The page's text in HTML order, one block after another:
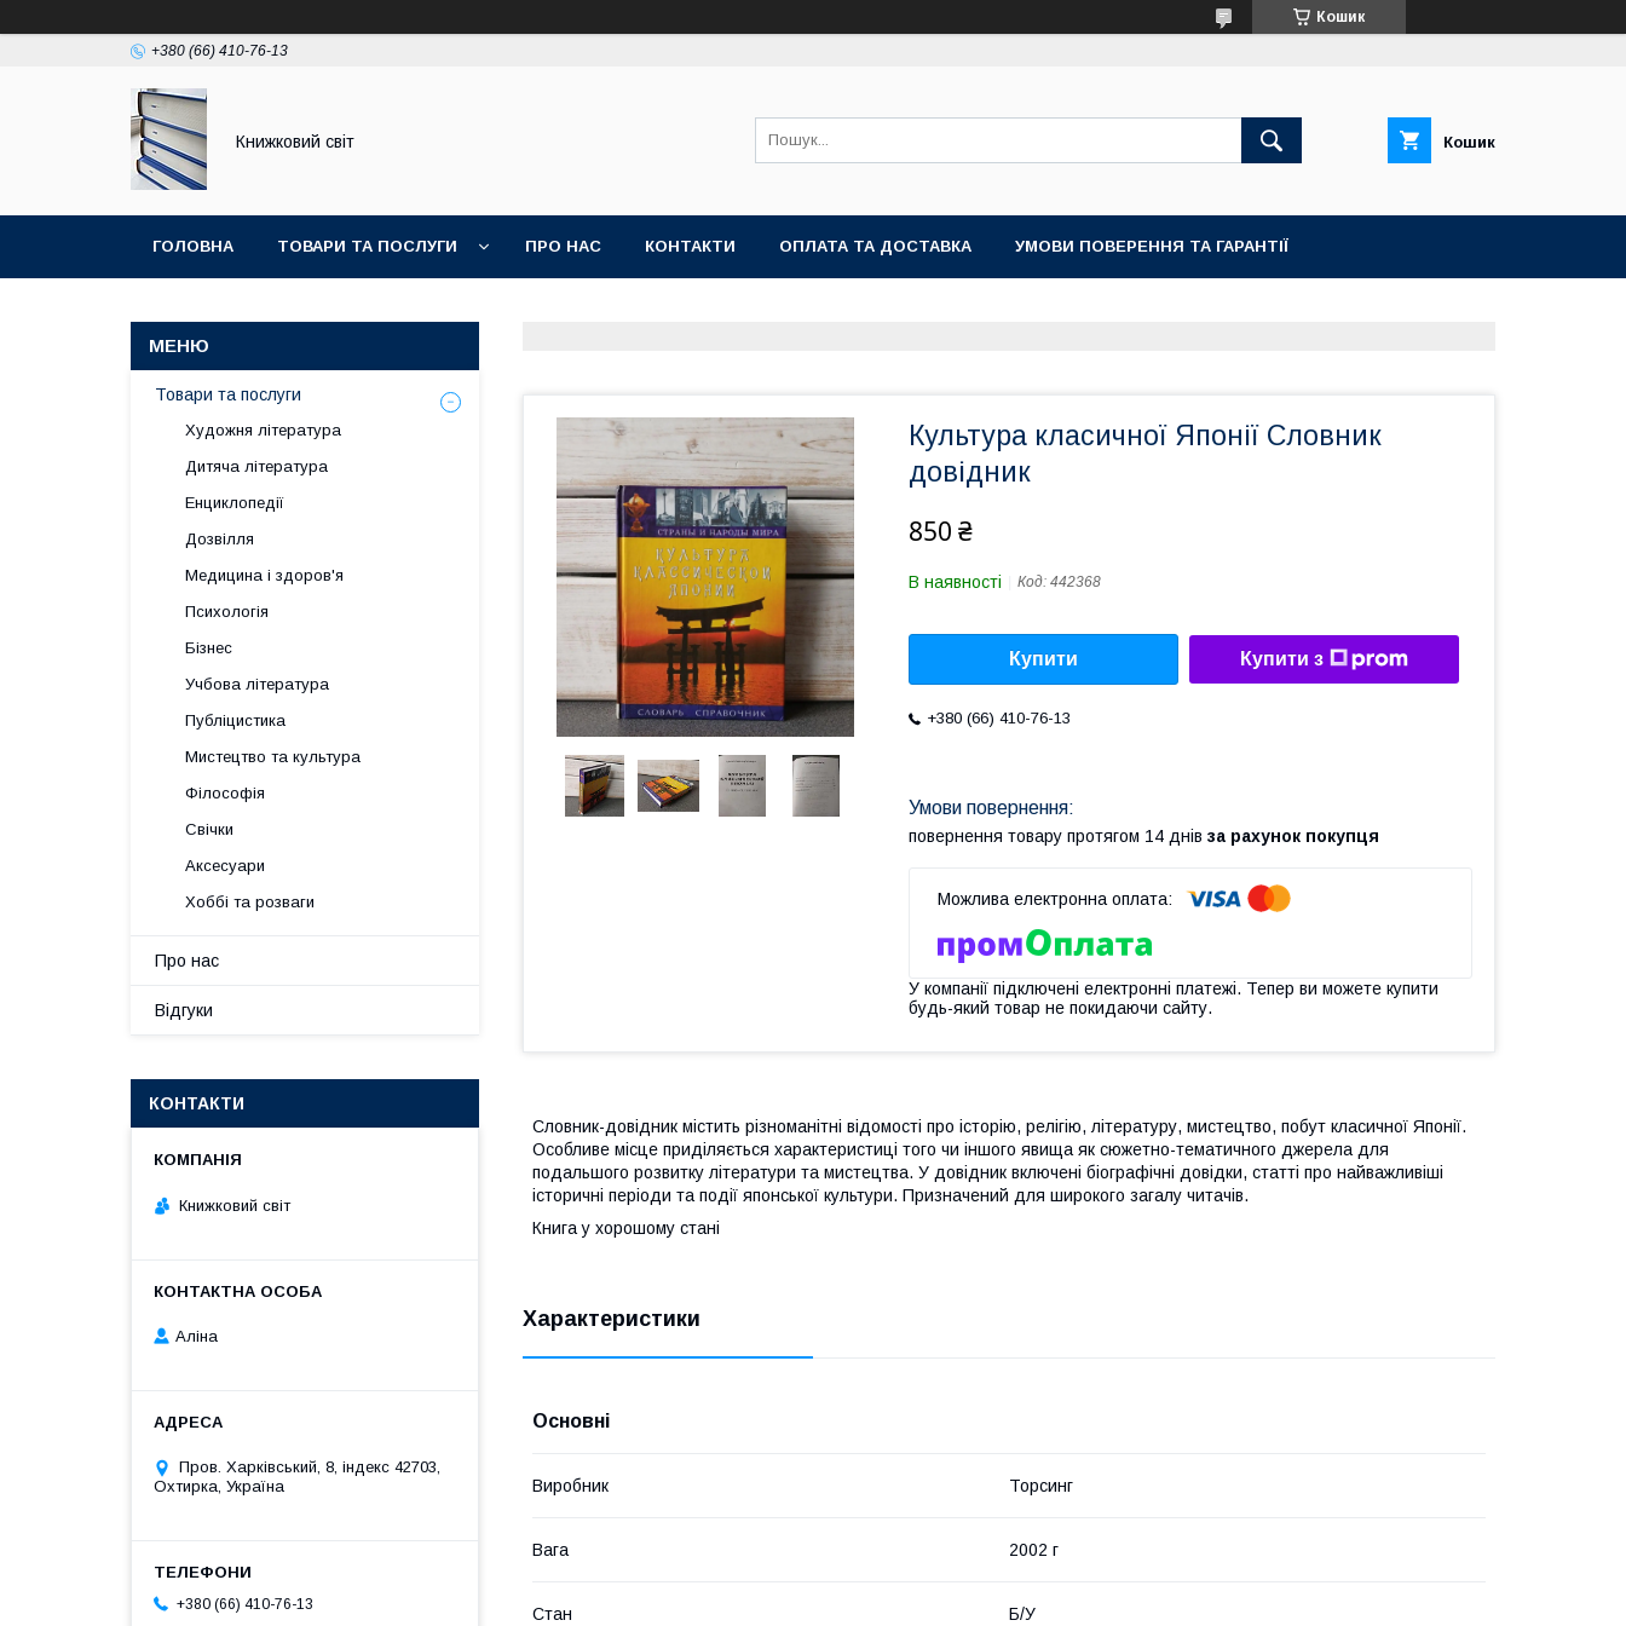
Кошик
+380 (66) 410-76-13
Книжковий світ Кошик
ГОЛОВНА ТОВАРИ ТА ПОСЛУГИ ПРО НАС КОНТАКТИ ОПЛАТА ТА ДОСТАВКА УМОВИ ПОВЕРЕННЯ ТА ГАРАНТІЇ
Культура класичної Японії Словник
довідник
850 ₴
В наявності Код: 442368
Купити Купити з
+380 (66) 410-76-13
повернення товару протягом 14 днів за рахунок покупця
У компанії підключені електронні платежі. Тепер ви можете купити
будь-який товар не покидаючи сайту.
Словник-довідник містить різноманітні відомості про історію, релігію, літературу, мистецтво, побут класичної Японії.
Особливе місце приділяється характеристиці того чи іншого явища як сюжетно-тематичного джерела для
подальшого розвитку літератури та мистецтва. У довідник включені біографічні довідки, статті про найважливіші
історичні періоди та події японської культури. Призначений для широкого загалу читачів.
Книга у хорошому стані
Характеристики
Основні
Виробник Торсинг
Вага 2002 г
Стан Б/У
Товари та послуги
Художня література
Дитяча література
Енциклопедії
Дозвілля
Медицина і здоров'я
Психологія
Бізнес
Учбова література
Публіцистика
Мистецтво та культура
Філософія
Свічки
Аксесуари
Хоббі та розваги
Про нас
Відгуки
КОНТАКТИ
Книжковий світ
Аліна
Пров. Харківський, 8, індекс 42703,
Охтирка, Україна
+380 (66) 410-76-13